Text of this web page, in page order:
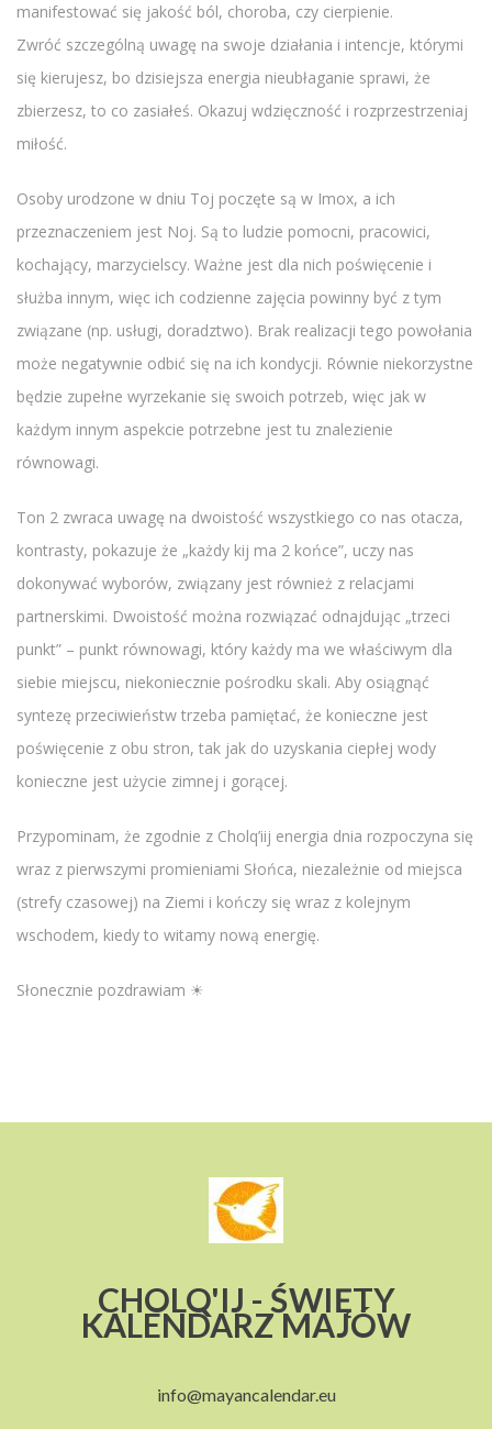
manifestować się jakość ból, choroba, czy cierpienie.
Zwróć szczególną uwagę na swoje działania i intencje, którymi
się kierujesz, bo dzisiejsza energia nieubłaganie sprawi, że
zbierzesz, to co zasiałeś. Okazuj wdzięczność i rozprzestrzeniaj
miłość.
Osoby urodzone w dniu Toj poczęte są w Imox, a ich
przeznaczeniem jest Noj. Są to ludzie pomocni, pracowici,
kochający, marzycielscy. Ważne jest dla nich poświęcenie i
służba innym, więc ich codzienne zajęcia powinny być z tym
związane (np. usługi, doradztwo). Brak realizacji tego powołania
może negatywnie odbić się na ich kondycji. Równie niekorzystne
będzie zupełne wyrzekanie się swoich potrzeb, więc jak w
każdym innym aspekcie potrzebne jest tu znalezienie
równowagi.
Ton 2 zwraca uwagę na dwoistość wszystkiego co nas otacza,
kontrasty, pokazuje że „każdy kij ma 2 końce”, uczy nas
dokonywać wyborów, związany jest również z relacjami
partnerskimi. Dwoistość można rozwiązać odnajdując „trzeci
punkt” – punkt równowagi, który każdy ma we właściwym dla
siebie miejscu, niekoniecznie pośrodku skali. Aby osiągnąć
syntezę przeciwieństw trzeba pamiętać, że konieczne jest
poświęcenie z obu stron, tak jak do uzyskania ciepłej wody
konieczne jest użycie zimnej i gorącej.
Przypominam, że zgodnie z Cholq’iij energia dnia rozpoczyna się
wraz z pierwszymi promieniami Słońca, niezależnie od miejsca
(strefy czasowej) na Ziemi i kończy się wraz z kolejnym
wschodem, kiedy to witamy nową energię.
Słonecznie pozdrawiam ☀
CHOLQ'IJ - ŚWIĘTY
KALENDARZ MAJÓW
info@mayancalendar.eu